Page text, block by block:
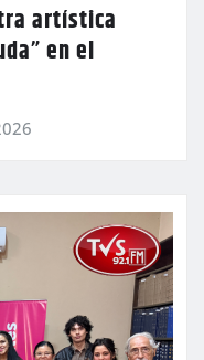
artística
en el